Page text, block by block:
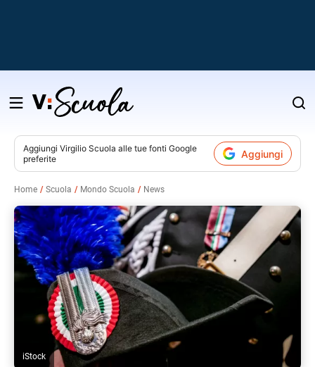
Salta
contenuto
Aggiungi Virgilio Scuola alle tue fonti Google
preferite
Aggiungi
Home Scuola Mondo Scuola News
iStock